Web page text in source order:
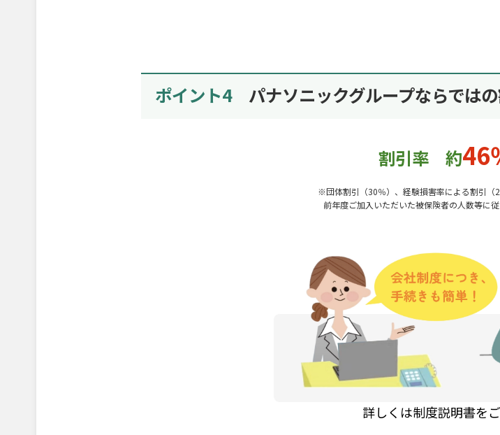
ポイント4 パナソニックグループならでは
割引率 約46
※団体割引（30％）、経験損害率による割引（
前年度ご加入いただいた被保険者の人数等に従
詳しくは制度説明書を